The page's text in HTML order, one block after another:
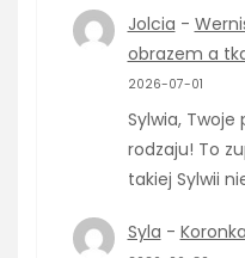
Jolcia -
obrazem a
2026-07-01
Sylwia,
rodzaju! To
takiej Sylwii
Syla -